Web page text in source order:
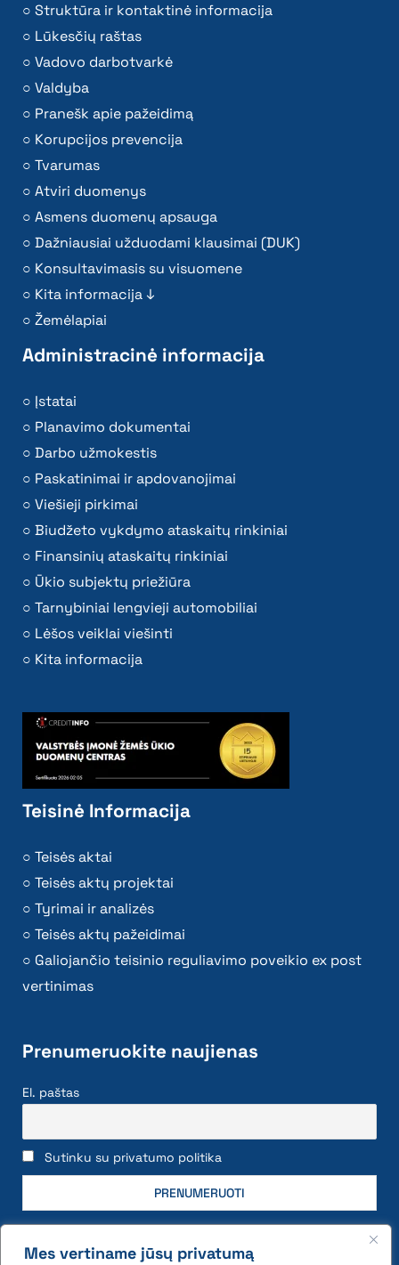
Mes vertiname jūsų privatumą
Struktūra ir kontaktinė informacija
Lūkesčių raštas
Vadovo darbotvarkė
Valdyba
Pranešk apie pažeidimą
Korupcijos prevencija
Tvarumas
Atviri duomenys
Asmens duomenų apsauga
Dažniausiai užduodami klausimai (DUK)
Konsultavimasis su visuomene
Kita informacija ↓
Žemėlapiai
Administracinė informacija
Įstatai
Planavimo dokumentai
Darbo užmokestis
Paskatinimai ir apdovanojimai
Viešieji pirkimai
Biudžeto vykdymo ataskaitų rinkiniai
Finansinių ataskaitų rinkiniai
Ūkio subjektų priežiūra
Tarnybiniai lengvieji automobiliai
Lėšos veiklai viešinti
Kita informacija
Teisinė Informacija
Teisės aktai
Teisės aktų projektai
Tyrimai ir analizės
Teisės aktų pažeidimai
Galiojančio teisinio reguliavimo poveikio ex post
vertinimas
Prenumeruokite naujienas
El. paštas
Sutinku su privatumo politika